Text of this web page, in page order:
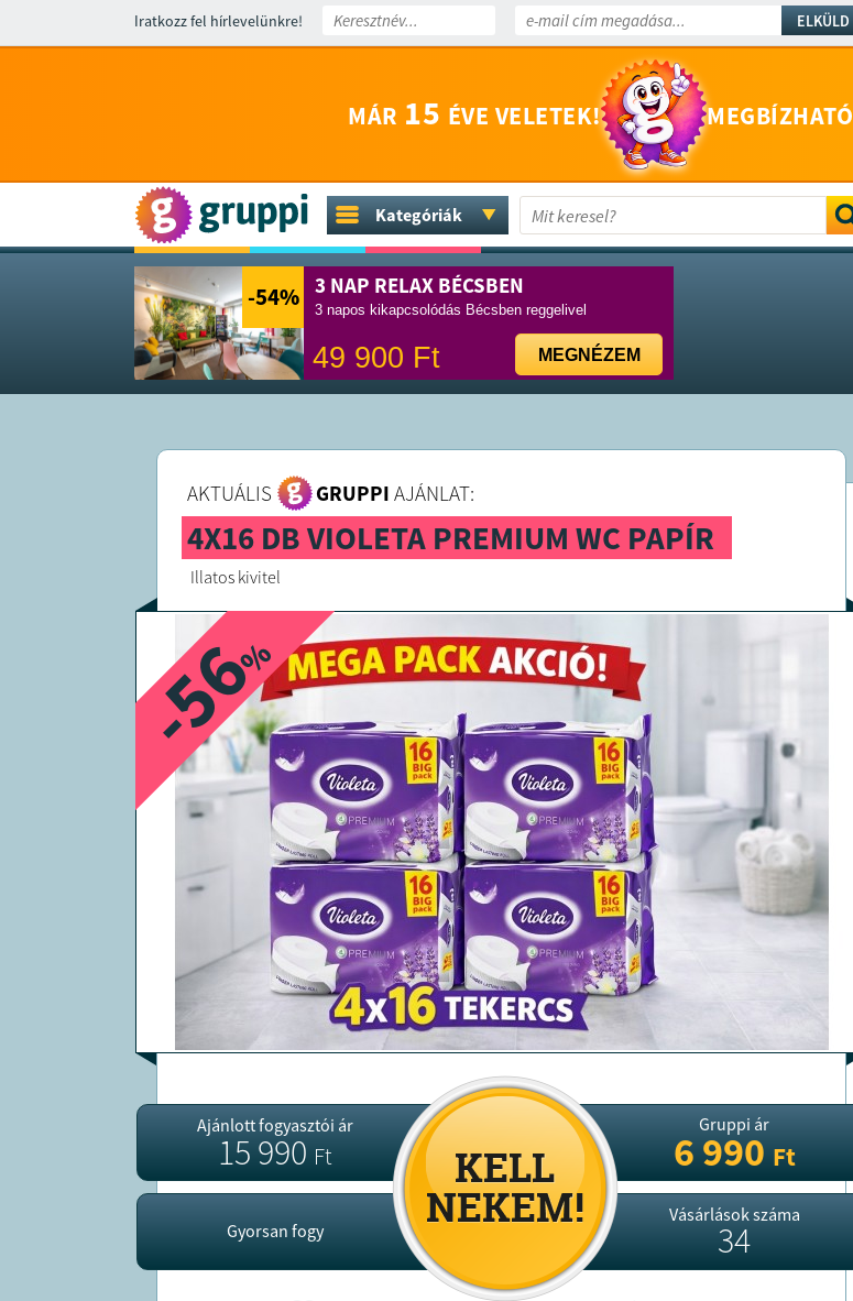
Iratkozz fel hírlevelünkre! ELKÜLD
MÁR 15 ÉVE VELETEK! MEGBÍZHATÓ
Kategóriák
-54% 3 NAP RELAX BÉCSBEN
3 napos kikapcsolódás Bécsben reggelivel
49 900 Ft MEGNÉZEM
AKTUÁLIS GRUPPI AJÁNLAT:
4X16 DB VIOLETA PREMIUM WC PAPÍR
Illatos kivitel
-56
%
Ajánlott fogyasztói ár
15 990Ft
Gyorsan fogy
Gruppi ár
6 990Ft
Vásárlások száma
34